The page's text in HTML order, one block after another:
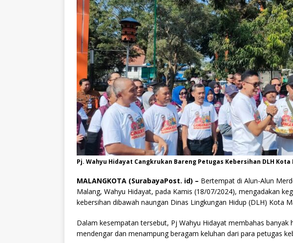
Pj. Wahyu Hidayat Cangkrukan Bareng Petugas Kebersihan DLH Kota
MALANGKOTA (SurabayaPost. id) – Bertempat di Alun-Alun
Malang, Wahyu Hidayat, pada Kamis (18/07/2024), mengadakan
kebersihan dibawah naungan Dinas Lingkungan Hidup (DLH) Kota
Dalam kesempatan tersebut, Pj Wahyu Hidayat membahas banyak
mendengar dan menampung beragam keluhan dari para petugas